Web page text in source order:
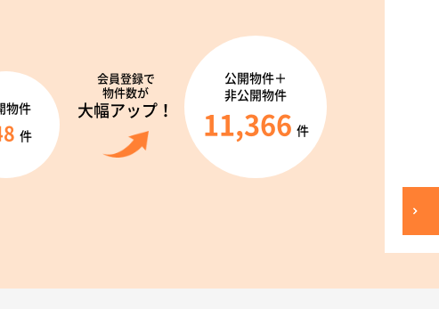
会員登録で
物件数が
大幅アップ！
物件
件
公開物件＋
非公開物件
11,366 件